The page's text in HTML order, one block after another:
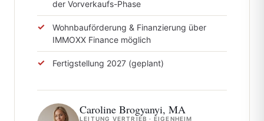
der Vorverkaufs-Phase
Wohnbauförderung & Finanzierung über
IMMOXX Finance möglich
Fertigstellung 2027 (geplant)
Caroline Brogyanyi, MA
LEITUNG VERTRIEB · EIGENHEIM